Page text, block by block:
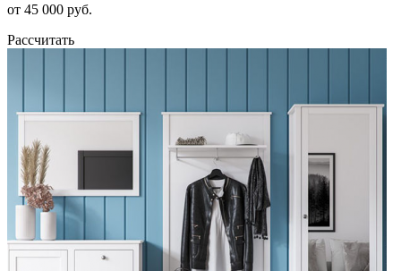
от 45 000 руб.
Рассчитать